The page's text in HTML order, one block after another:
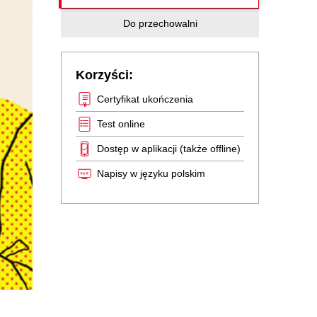
Do przechowalni
Korzyści:
Certyfikat ukończenia
Test online
Dostęp w aplikacji (także offline)
Napisy w języku polskim